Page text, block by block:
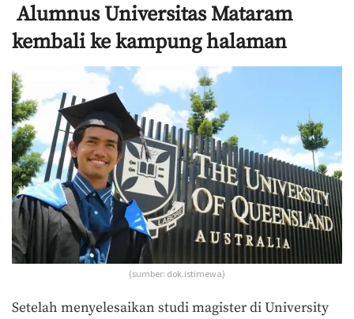
Alumnus Universitas Mataram
kembali ke kampung halaman
(sumber: dok.istimewa)
Setelah menyelesaikan studi magister di University